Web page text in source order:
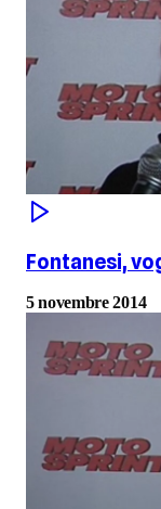
Fontanesi,
5 novembre 2014